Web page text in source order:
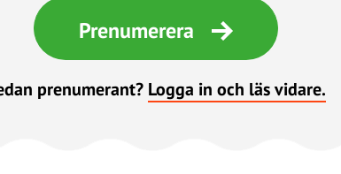
Prenumerera
prenumerant? Logga in och läs vidare.